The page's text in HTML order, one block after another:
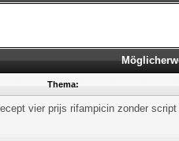
Thema:
vier prijs rifampicin zonder script